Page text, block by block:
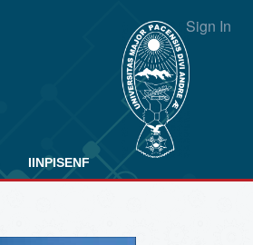
Sign In
IINPISENF